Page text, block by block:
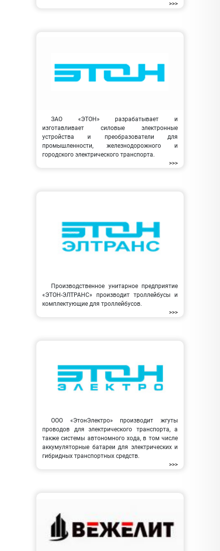
>>>
ЗАО «ЭТОН» разрабатывает и
изготавливает силовые электронные
устройства и преобразователи для
промышленности, железнодорожного и
городского электрического транспорта.
>>>
Производственное унитарное предприятие
«ЭТОН-ЭЛТРАНС» производит троллейбусы и
комплектующие для троллейбусов.
>>>
ООО «ЭтонЭлектро» производит жгуты
проводов для электрического транспорта, а
также системы автономного хода, в том числе
аккумуляторные батареи для электрических и
гибридных транспортных средств.
>>>